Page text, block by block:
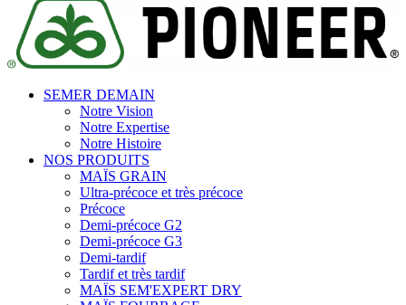
SEMER DEMAIN
Notre Vision
Notre Expertise
Notre Histoire
NOS PRODUITS
MAÏS GRAIN
Ultra-précoce et très précoce
Précoce
Demi-précoce G2
Demi-précoce G3
Demi-tardif
Tardif et très tardif
MAÏS SEM'EXPERT DRY